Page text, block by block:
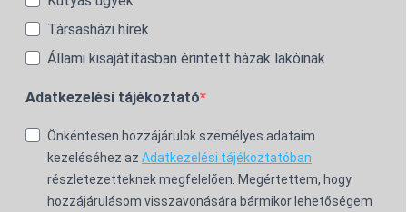
Társasházi hírek
Állami kisajátításban érintett házak lakóinak
Adatkezelési tájékoztató
Önkéntesen hozzájárulok személyes adataim
kezeléséhez az Adatkezelési tájékoztatóban
részletezetteknek megfelelően. Megértettem, hogy
hozzájárulásom visszavonására bármikor lehetőségem